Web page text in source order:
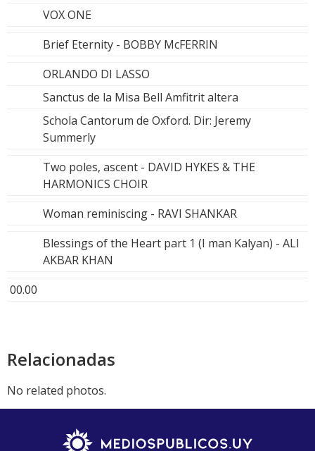
VOX ONE
Brief Eternity - BOBBY McFERRIN
ORLANDO DI LASSO
Sanctus de la Misa Bell Amfitrit altera
Schola Cantorum de Oxford. Dir: Jeremy
Summerly
Two poles, ascent - DAVID HYKES & THE
HARMONICS CHOIR
Woman reminiscing - RAVI SHANKAR
Blessings of the Heart part 1 (I man Kalyan) - ALI
AKBAR KHAN
00.00
Relacionadas
No related photos.